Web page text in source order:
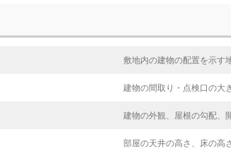
敷地内の建物の配置を示す
建物の間取り・点検口の大
建物の外観、屋根の勾配、
部屋の天井の高さ、床の高